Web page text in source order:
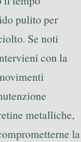
pulito per
Se noti
con la
metalliche,
la